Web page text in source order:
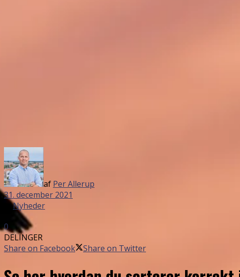
af Per Allerup
31. december 2021
inNyheder
0
DELINGER
Share on Facebook
Share on Twitter